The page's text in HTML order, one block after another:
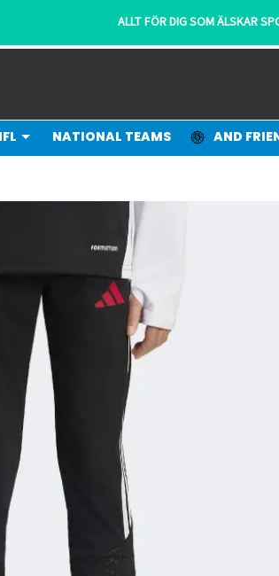
ALLT FÖR DIG SOM ÄLSKAR
NATIONAL TEAMS AND